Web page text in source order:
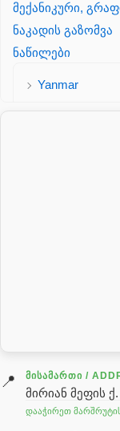
მექანიკური,
ნაკადის გაზომვა
ნაწილები
Yanmar
გადაცემათა
ძრავის ზეთი
📍 ᲛᲘᲡᲐᲛᲐᲠᲗᲘ /
მირიან მეფის
დააჭირეთ